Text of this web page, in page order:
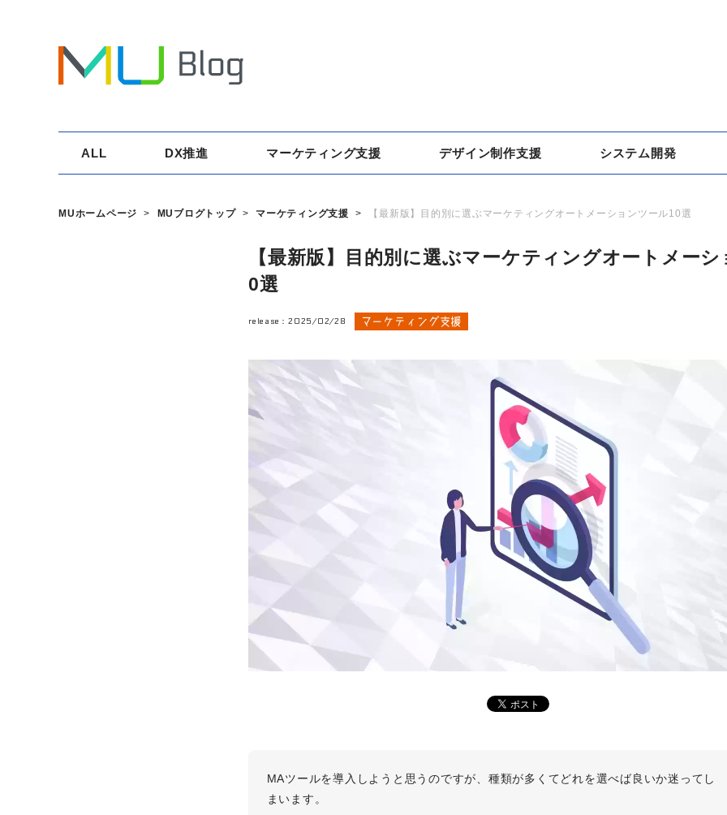
ALL DX推進 マーケティング支援 デザイン制作支援 システム開発
MUホームページ > MUブログトップ > マーケティング支援 > 【最新版】目的別に選ぶマーケティングオートメーションツール10選
【最新版】目的別に選ぶマーケティングオートメー
0選
release： 2025/02/28 マーケティング支援
MAツールを導入しようと思うのですが、種類が多くてどれを選べば良いか迷ってし
まいます。